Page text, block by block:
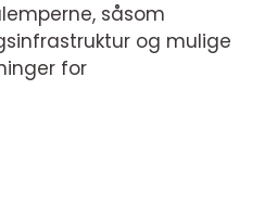
såsom
og mulige
for